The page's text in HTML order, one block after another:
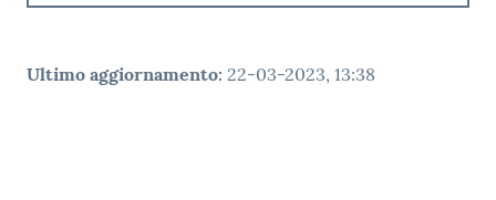
Ultimo aggiornamento: 22-03-2023, 13:38